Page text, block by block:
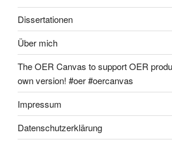
Dissertationen
Über mich
The OER Canvas to support OER
own version! #oer #oercanvas
Impressum
Datenschutzerklärung